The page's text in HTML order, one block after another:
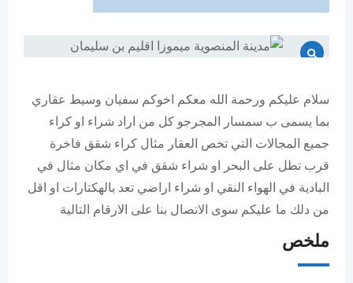
سلام عليكم ورحمة الله معكم اخوكم سفيان وسيط عقاري
بما يسمى ب سمسار المجرجو كل من اراد شراء او كراء
جميع المجالات التي تخص العقار مثال كراء شقق فاخرة
قرب تطل على البحر او شراء شقق في اي مكان مثال في
البادية في الهواء النقي او شراء اراضي تعد بالهكتارات او اقل
من دلك ما عليكم سوى الاتصال بنا على الارقام التالية
ملخص